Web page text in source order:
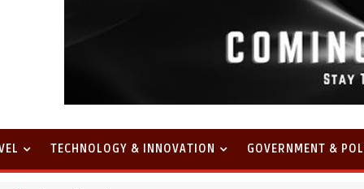
TECHNOLOGY & INNOVATION GOVERNMENT &